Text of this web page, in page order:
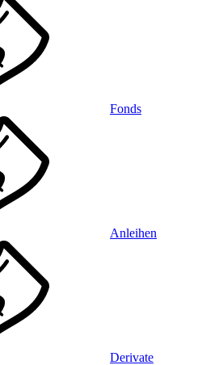
Fonds
Anleihen
Derivate